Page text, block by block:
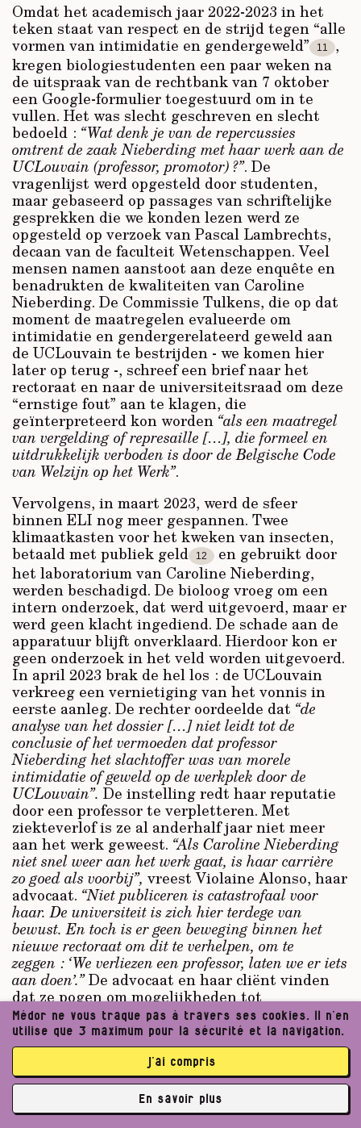
Omdat het academisch jaar 2022-2023 in het
teken staat van respect en de strijd tegen “alle
vormen van intimidatie en gendergeweld”
11
,
kregen biologiestudenten een paar weken na
de uitspraak van de rechtbank van 7 oktober
een Google-formulier toegestuurd om in te
vullen. Het was slecht geschreven en slecht
bedoeld : “Wat denk je van de repercussies
omtrent de zaak Nieberding met haar werk aan de
UCLouvain (professor, promotor) ?”. De
vragenlijst werd opgesteld door studenten,
maar gebaseerd op passages van schriftelijke
gesprekken die we konden lezen werd ze
opgesteld op verzoek van Pascal Lambrechts,
decaan van de faculteit Wetenschappen. Veel
mensen namen aanstoot aan deze enquête en
benadrukten de kwaliteiten van Caroline
Nieberding. De Commissie Tulkens, die op dat
moment de maatregelen evalueerde om
intimidatie en gendergerelateerd geweld aan
de UCLouvain te bestrijden - we komen hier
later op terug -, schreef een brief naar het
rectoraat en naar de universiteitsraad om deze
“ernstige fout” aan te klagen, die
geïnterpreteerd kon worden “als een maatregel
van vergelding of represaille […], die formeel en
uitdrukkelijk verboden is door de Belgische Code
van Welzijn op het Werk”.
Vervolgens, in maart 2023, werd de sfeer
binnen ELI nog meer gespannen. Twee
klimaatkasten voor het kweken van insecten,
betaald met publiek geld
12
en gebruikt door
het laboratorium van Caroline Nieberding,
werden beschadigd. De bioloog vroeg om een
intern onderzoek, dat werd uitgevoerd, maar er
werd geen klacht ingediend. De schade aan de
apparatuur blijft onverklaard. Hierdoor kon er
geen onderzoek in het veld worden uitgevoerd.
In april 2023 brak de hel los : de UCLouvain
verkreeg een vernietiging van het vonnis in
eerste aanleg. De rechter oordeelde dat “de
analyse van het dossier […] niet leidt tot de
conclusie of het vermoeden dat professor
Nieberding het slachtoffer was van morele
intimidatie of geweld op de werkplek door de
UCLouvain”. De instelling redt haar reputatie
door een professor te verpletteren. Met
ziekteverlof is ze al anderhalf jaar niet meer
aan het werk geweest. “Als Caroline Nieberding
niet snel weer aan het werk gaat, is haar carrière
zo goed als voorbij”, vreest Violaine Alonso, haar
advocaat. “Niet publiceren is catastrofaal voor
haar. De universiteit is zich hier terdege van
bewust. En toch is er geen beweging binnen het
nieuwe rectoraat om dit te verhelpen, om te
zeggen : ‘We verliezen een professor, laten we er iets
aan doen’.”De advocaat en haar cliënt vinden
dat ze pogen om mogelijkheden tot
onderhandelen te vinden, maar de twee
partijen worden het niet eens - en ondertussen
adverteert de universiteit voor een functie die
griezelig veel lijkt op die van de bioloog.
Verspilling of opzettelijke liquidatie ? Volgens
twee ooggetuigenverslagen kondigde de
Médor ne vous traque pas à travers ses cookies. Il n’en
utilise que 3 maximum pour la sécurité et la navigation.
j’ai compris
En savoir plus